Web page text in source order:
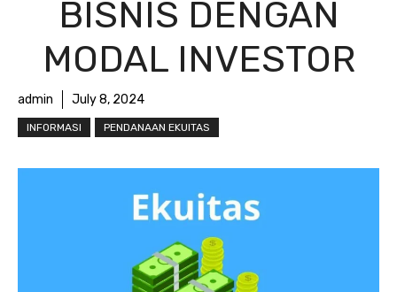
BISNIS DENGAN
MODAL INVESTOR
admin July 8, 2024
INFORMASI PENDANAAN EKUITAS